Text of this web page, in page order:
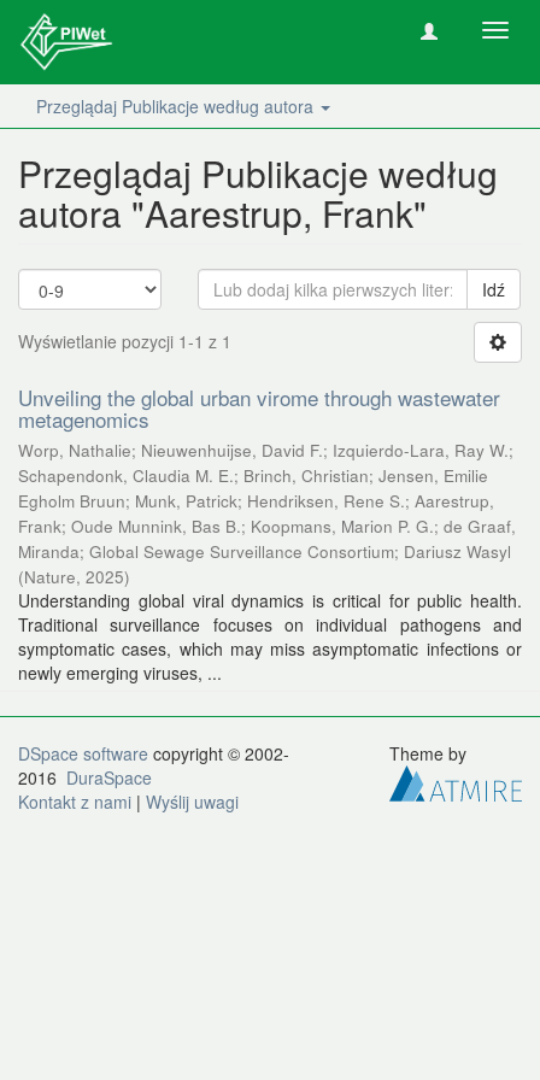
Przeglądaj Publikacje według autora
Przeglądaj Publikacje według
autora "Aarestrup, Frank"
Idź
Wyświetlanie pozycji 1-1 z 1
Unveiling the global urban virome through wastewater
metagenomics
Worp, Nathalie; Nieuwenhuijse, David F.; Izquierdo-Lara, Ray W.;
Schapendonk, Claudia M. E.; Brinch, Christian; Jensen, Emilie
Egholm Bruun; Munk, Patrick; Hendriksen, Rene S.; Aarestrup,
Frank; Oude Munnink, Bas B.; Koopmans, Marion P. G.; de Graaf,
Miranda; Global Sewage Surveillance Consortium; Dariusz Wasyl
(Nature, 2025)
Understanding global viral dynamics is critical for public health.
Traditional surveillance focuses on individual pathogens and
symptomatic cases, which may miss asymptomatic infections or
newly emerging viruses, ...
DSpace software copyright © 2002-
2016 DuraSpace
Kontakt z nami | Wyślij uwagi
Theme by